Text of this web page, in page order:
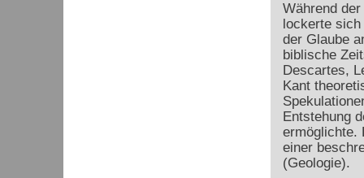
Während
lockerte
der Glaube
biblische
Descartes,
Kant
Entstehung
ermöglichte.
einer
(Geologie).